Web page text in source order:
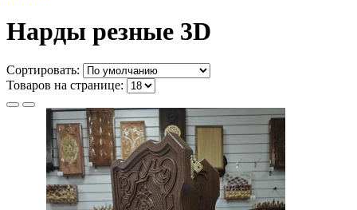
Нарды резные 3D
Сортировать:
Товаров на странице: